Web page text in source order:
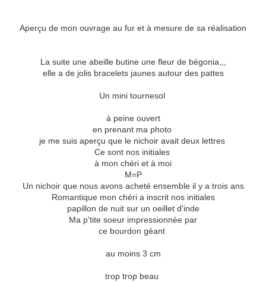
Aperçu de mon ouvrage au fur et à mesure de sa réalisation
La suite une abeille butine une fleur de bégonia,,,
elle a de jolis bracelets jaunes autour des pattes
Un mini tournesol
à peine ouvert
en prenant ma photo
je me suis aperçu que le nichoir avait deux lettres
Ce sont nos initiales
à mon chéri et à moi
M=P
Un nichoir que nous avons acheté ensemble il y a trois ans
Romantique mon chéri a inscrit nos initiales
papillon de nuit sur un oeillet d'inde
Ma p'tite soeur impressionnée par
ce bourdon géant
au moins 3 cm
trop trop beau